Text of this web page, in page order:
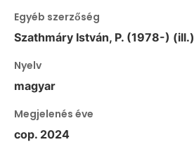
Egyéb szerzőség
Szathmáry István, P. (1978-) (ill.)
Nyelv
magyar
Megjelenés éve
cop. 2024